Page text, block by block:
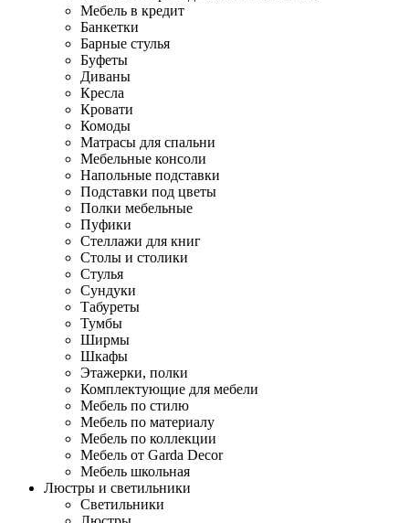
Мебель в кредит
Банкетки
Барные стулья
Буфеты
Диваны
Кресла
Кровати
Комоды
Матрасы для спальни
Мебельные консоли
Напольные подставки
Подставки под цветы
Полки мебельные
Пуфики
Стеллажи для книг
Столы и столики
Стулья
Сундуки
Табуреты
Тумбы
Ширмы
Шкафы
Этажерки, полки
Комплектующие для мебели
Мебель по стилю
Мебель по материалу
Мебель по коллекции
Мебель от Garda Decor
Мебель школьная
Люстры и светильники
Светильники